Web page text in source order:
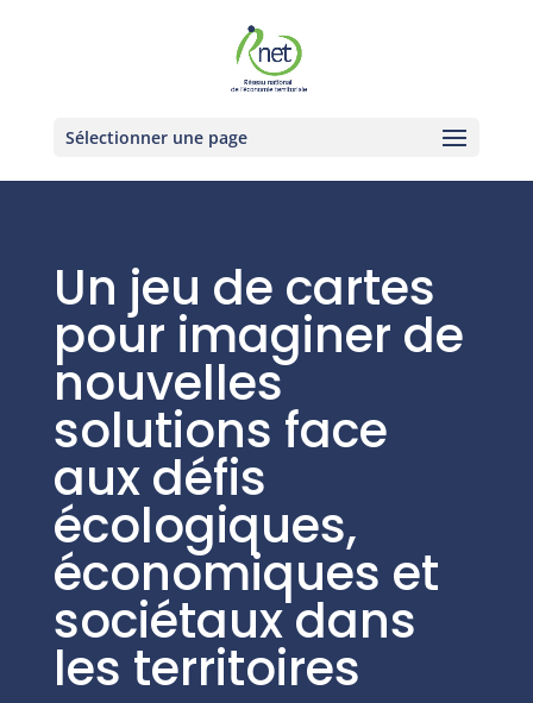
Sélectionner une page
Un jeu de cartes
pour imaginer de
nouvelles
solutions face
aux défis
écologiques,
économiques et
sociétaux dans
les territoires